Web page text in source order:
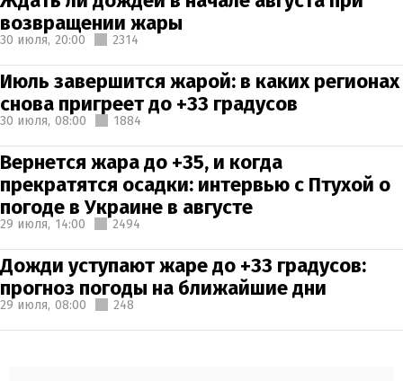
возвращении жары
30 июля, 20:00 2314
Июль завершится жарой: в каких регионах
снова пригреет до +33 градусов
30 июля, 08:00 1884
Вернется жара до +35, и когда
прекратятся осадки: интервью с Птухой о
погоде в Украине в августе
29 июля, 14:00 2494
Дожди уступают жаре до +33 градусов:
прогноз погоды на ближайшие дни
29 июля, 08:00 248